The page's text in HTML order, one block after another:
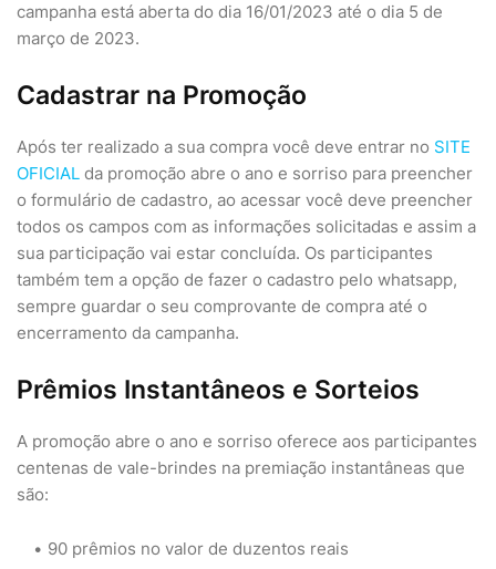
campanha está aberta do dia 16/01/2023 até o dia 5 de
março de 2023.
Cadastrar na Promoção
Após ter realizado a sua compra você deve entrar no SITE
OFICIAL da promoção abre o ano e sorriso para preencher
o formulário de cadastro, ao acessar você deve preencher
todos os campos com as informações solicitadas e assim a
sua participação vai estar concluída. Os participantes
também tem a opção de fazer o cadastro pelo whatsapp,
sempre guardar o seu comprovante de compra até o
encerramento da campanha.
Prêmios Instantâneos e Sorteios
A promoção abre o ano e sorriso oferece aos participantes
centenas de vale-brindes na premiação instantâneas que
são:
90 prêmios no valor de duzentos reais